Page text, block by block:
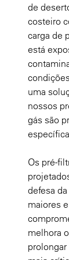
de
costeiro
carga de
está
uma
nossos
gás são
Os pré-
defesa
maiores
melhora